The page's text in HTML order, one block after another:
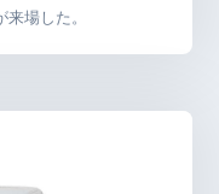
場した。